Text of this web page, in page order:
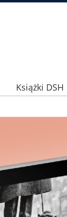
Książki DSH